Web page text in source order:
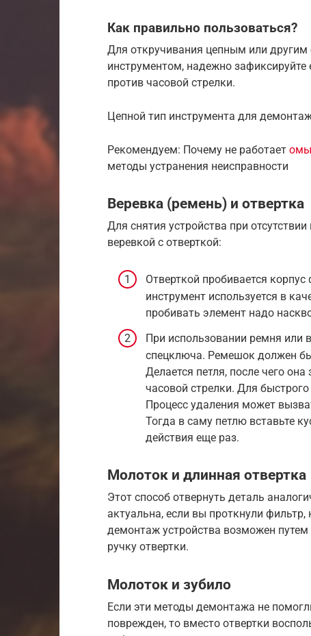
Как правильно пользоваться?
Для откручивания цепным или
инструментом, надежно зафиксируйте
против часовой стрелки.
Цепной тип инструмента для
Рекомендуем: Почему не работает
методы устранения неисправности
Веревка (ремень) и отвертка
Для снятия устройства при
веревкой с отверткой:
Отверткой пробивается
инструмент используется в
пробивать элемент надо
При использовании ремня или
спецключа. Ремешок должен
Делается петля, после чего
часовой стрелки. Для
Процесс удаления может
Тогда в саму петлю вставьте
действия еще раз.
Молоток и длинная отвертка
Этот способ отвернуть деталь
актуальна, если вы проткнули фильтр,
демонтаж устройства возможен
ручку отвертки.
Молоток и зубило
Если эти методы демонтажа не
поврежден, то вместо отвертки